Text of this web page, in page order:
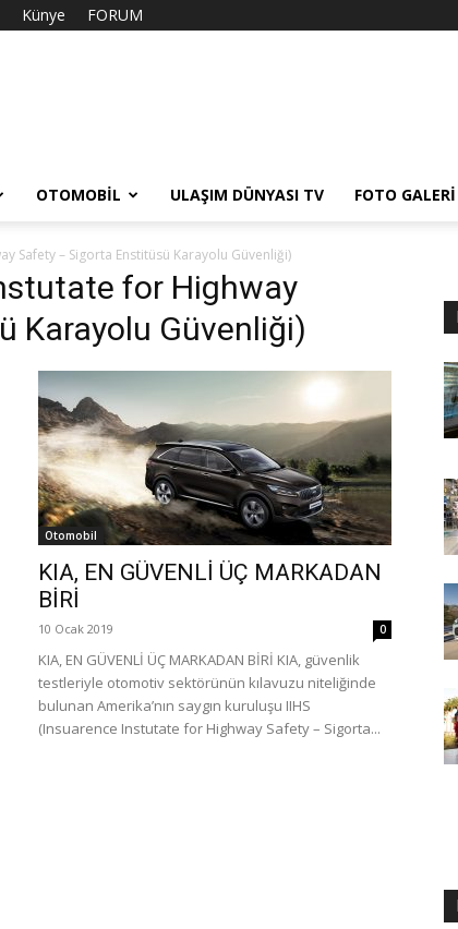
Künye FORUM
OTOMOBIL ULAŞIM DÜNYASI TV FOTO GALERI
Safety – Sigorta Enstitüsü Karayolu Güvenliği)
for Highway
Karayolu Güvenliği)
Otomobil
KIA, EN GÜVENLİ ÜÇ MARKADAN
BİRİ
10 Ocak 2019 0
KIA, EN GÜVENLİ ÜÇ MARKADAN BİRİ KIA, güvenlik
testleriyle otomotiv sektörünün kılavuzu niteliğinde
bulunan Amerika’nın saygın kuruluşu IIHS
(Insuarence Instutate for Highway Safety – Sigorta...